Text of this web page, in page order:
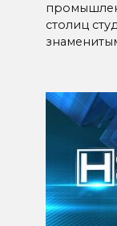
столиц